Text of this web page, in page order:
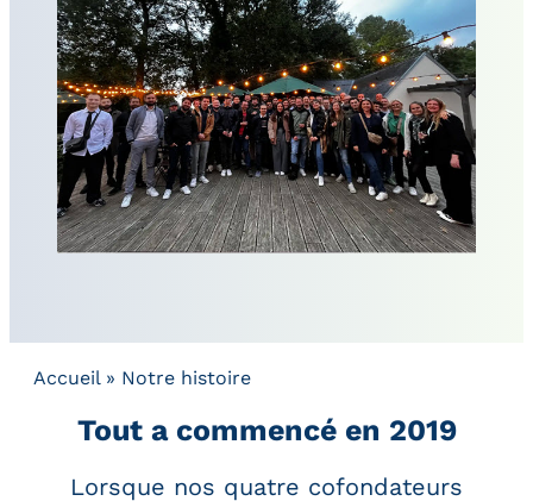
Accueil» Notre histoire
Tout a commencé en 2019
Lorsque nos quatre cofondateurs